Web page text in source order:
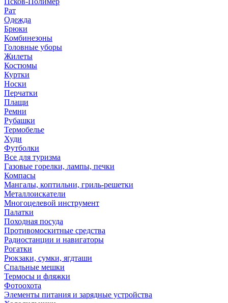
Рат
Одежда
Брюки
Комбинезоны
Головные уборы
Жилеты
Костюмы
Куртки
Носки
Перчатки
Плащи
Ремни
Рубашки
Термобелье
Худи
Футболки
Все для туризма
Газовые горелки, лампы, печки
Компасы
Мангалы, коптильни, гриль-решетки
Металлоискатели
Многоцелевой инструмент
Палатки
Походная посуда
Противомоскитные средства
Радиостанции и навигаторы
Рогатки
Рюкзаки, сумки, ягдташи
Спальные мешки
Термосы и фляжки
Фотоохота
Элементы питания и зарядные устройства